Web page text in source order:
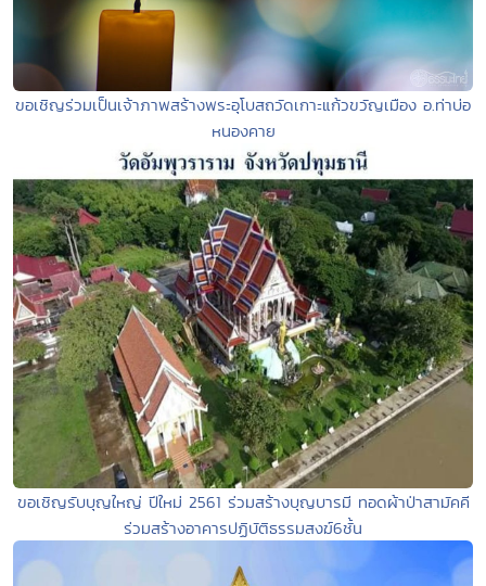
ขอเชิญร่วมเป็นเจ้าภาพสร้างพระอุโบสถวัดเกาะแก้วขวัญเมือง อ.ท่าบ่อ
หนองคาย
ขอเชิญรับบุญใหญ่ ปีใหม่ 2561 ร่วมสร้างบุญบารมี ทอดผ้าป่าสามัคคี
ร่วมสร้างอาคารปฏิบัติธรรมสงฆ์6ชั้น